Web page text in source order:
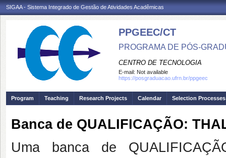
SIGAA - Sistema Integrado de Gestão de Atividades Acadêmicas
PPGEEC/CT
PROGRAMA DE PÓS-
CENTRO DE TECNOLOGIA
E-mail: Not available
https://posgraduacao.ufrn.br/ppgeec
Program Teaching Research Projects Calendar Selection Processes
Banca de QUALIFICAÇÃO:
Uma banca de